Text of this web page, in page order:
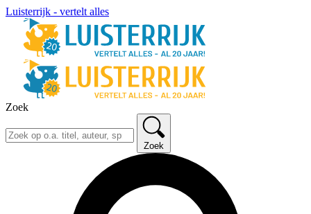
Luisterrijk - vertelt alles
Zoek
Zoek